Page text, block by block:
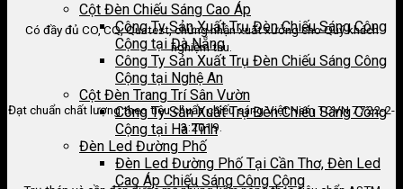
Cột Đèn Chiếu Sáng Cao Áp
Công Ty Sản Xuất Trụ Đèn Chiếu Sáng Công
Cộng tại Đà Nẵng
Công Ty Sản Xuất Trụ Đèn Chiếu Sáng Công
Cộng tại Nghệ An
Cột Đèn Trang Trí Sân Vườn
Công Ty Sản Xuất Trụ Đèn Chiếu Sáng Công
Cộng tại Hà Tĩnh
Đèn Led Đường Phố
Đèn Led Đường Phố Tại Cần Thơ, Đèn Led
Cao Áp Chiếu Sáng Công Cộng
Có đầy đủ CO, CQ, Quatest, chứng nhận xuất xưởng cho Quý khách
nghiệm thu.
Đạt chuẩn chất lượng theo tiêu chuẩn chiếu sáng Việt Nam TCVN 7722-2-
3:2019.